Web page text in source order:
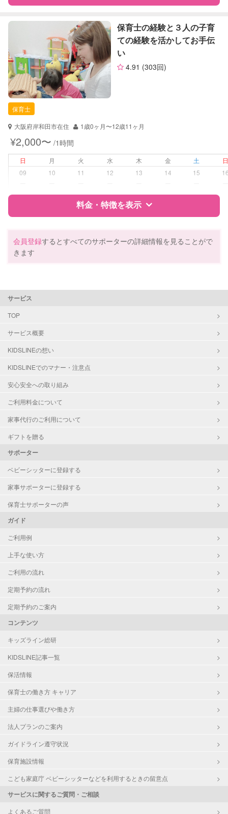
（定期特典）
対応可能
特徴 料金 レビュー
サポートの特徴
資格
自治体届出済ベビーシッター
保育士
幼稚園教諭
対応可能/特徴 子育て経験
病児対応
障がい児対応 対応可否は個別に相談
レッスン なし
お子様の撮影
（定期特典）
対応不可
保育士の経験と３人の子育
ての経験を活かしてお手伝
い
4.91 (303回)
保育士
大阪府岸和田市在住
1歳0ヶ月〜12歳11ヶ月
¥2,000〜 /1時間
日 月 火 水 木 金 土
09
10 11 12 13 14 15
料金・特徴を表示
資格
自治体届出済ベビーシッター
対応可能/特徴
病児対応
レッスン
お子様の撮影
会員登録するとすべてのサポーターの詳細情報を見ることがで
きます
サービス
TOP
サービス概要
KIDSLINEの想い
KIDSLINEでのマナー・注意点
安心安全への取り組み
ご利用料金について
家事代行のご利用について
ギフトを贈る
サポーター
ベビーシッターに登録する
家事サポーターに登録する
保育士サポーターの声
ガイド
ご利用例
上手な使い方
ご利用の流れ
定期予約の流れ
定期予約のご案内
コンテンツ
キッズライン総研
KIDSLINE記事一覧
保活情報
保育士の働き方 キャリア
主婦の仕事選びや働き方
法人プランのご案内
ガイドライン遵守状況
保育施設情報
こども家庭庁 ベビーシッターなどを利用するときの留意点
サービスに関するご質問・ご相談
よくあるご質問